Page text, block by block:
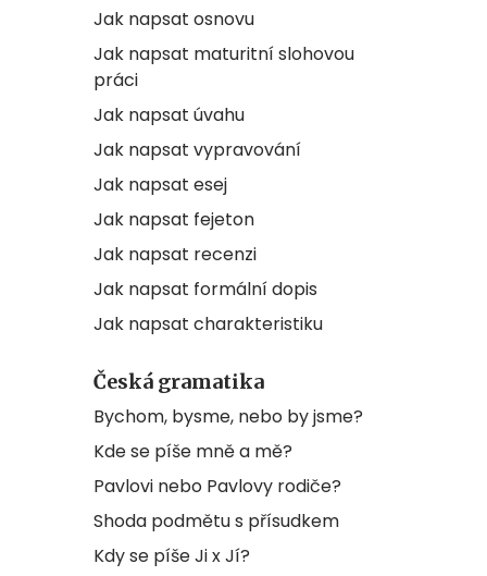
Jak napsat osnovu
Jak napsat maturitní slohovou
práci
Jak napsat úvahu
Jak napsat vypravování
Jak napsat esej
Jak napsat fejeton
Jak napsat recenzi
Jak napsat formální dopis
Jak napsat charakteristiku
Česká gramatika
Bychom, bysme, nebo by jsme?
Kde se píše mně a mě?
Pavlovi nebo Pavlovy rodiče?
Shoda podmětu s přísudkem
Kdy se píše Ji x Jí?